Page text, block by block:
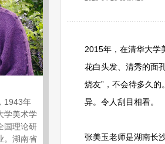
1943年
学美术学
国理论研
。湖南省
2015年，在清华大学
花白头发、清秀的面
烧友”，不会待多久
异。令人刮目相看。
张美玉老师是湖南长